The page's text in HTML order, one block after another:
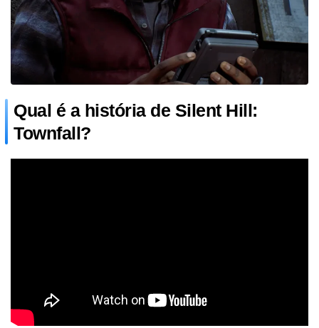
Qual é a história de Silent Hill:
Townfall?